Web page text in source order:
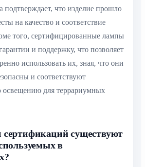
подтверждает, что изделие прошло
на качество и соответствие
того, сертифицированные лампы
и поддержку, что позволяет
использовать их, зная, что они
и соответствуют
освещению для террариумных
существуют
в